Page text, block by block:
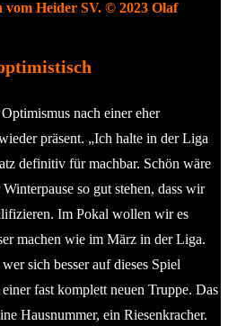
Heider SV. © 2023 Olaf
nach einer eher
präsent. „Ich halte in der Liga
definitiv für machbar. Schön wäre
so gut stehen, dass wir
Im Pokal wollen wir es
machen wie im März in der Liga.
sich besser auf dieses Spiel
fast komplett neuen Truppe. Das
Hausnummer, ein Riesenkracher.